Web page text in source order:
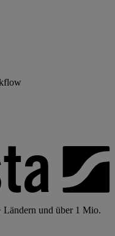
Ländern und über 1 Mio.